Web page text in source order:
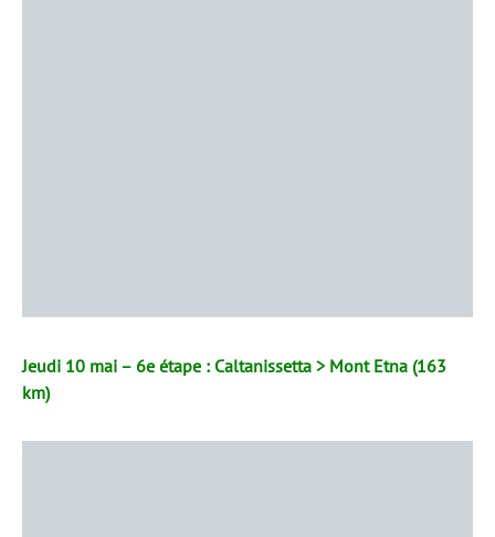
Jeudi 10 mai – 6e étape : Caltanissetta > Mont Etna (163
km)